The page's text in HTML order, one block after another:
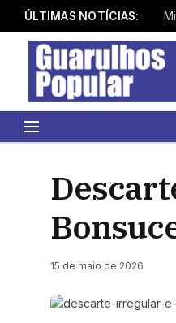
ÚLTIMAS NOTÍCIAS:
15 de maio de 2026